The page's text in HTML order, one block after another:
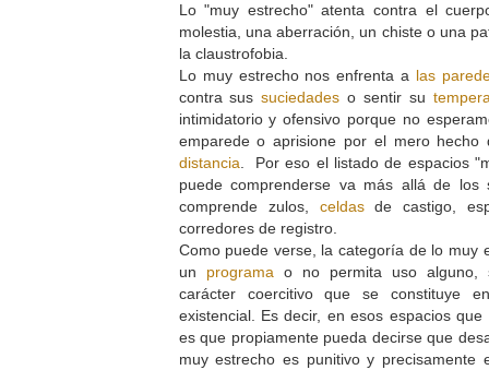
Lo "muy estrecho" atenta contra el
molestia, una aberración, un chiste o una
la claustrofobia.
Lo muy estrecho nos enfrenta a las
contra sussuciedades o sentir su
intimidatorio y ofensivo porque no
emparede o aprisione por el mero
distancia . Por eso el listado de espacios
puede comprenderse va más allá de los
comprende zulos, celdasde castigo,
corredores de registro.
Como puede verse, la categoría de lo muy
un programa o no permita uso alguno,
carácter coercitivo que se constituye
existencial. Es decir, en esos espacios
es que propiamente pueda decirse que
muy estrecho es punitivo y precisamente